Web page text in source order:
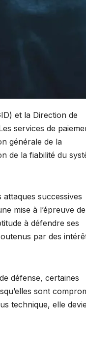
et la Direction de
services de
générale de la
de la fiabilité du
successives
mise à l’épreuve
à défendre ses
par des
défense, certaines
sont
technique, elle